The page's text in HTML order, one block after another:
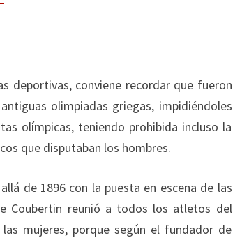
deportivas, conviene recordar que fueron
olimpiadas griegas, impidiéndoles
olímpicas, teniendo prohibida incluso la
que disputaban los hombres.
de 1896 con la puesta en escena de las
Coubertin reunió a todos los atletos del
mujeres, porque según el fundador de